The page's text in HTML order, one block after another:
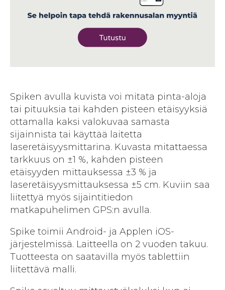
Spiken avulla kuvista voi mitata pinta-aloja
tai pituuksia tai kahden pisteen etäisyyksiä
ottamalla kaksi valokuvaa samasta
sijainnista tai käyttää laitetta
laseretäisyysmittarina. Kuvasta mitattaessa
tarkkuus on ±1 %, kahden pisteen
etäisyyden mittauksessa ±3 % ja
laseretäisyysmittauksessa ±5 cm. Kuviin saa
liitettyä myös sijaintitiedon
matkapuhelimen GPS:n avulla.
Spike toimii Android- ja Applen iOS-
järjestelmissä. Laitteella on 2 vuoden takuu.
Tuotteesta on saatavilla myös tablettiin
liitettävä malli.